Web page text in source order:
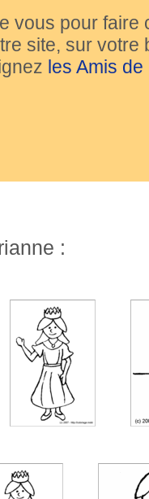
vous pour
site, sur
les Amis
: